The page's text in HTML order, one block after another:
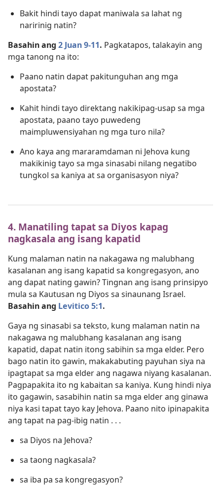
Bakit hindi tayo dapat maniwala sa lahat ng
naririnig natin?
Basahin ang 2 Juan 9-11. Pagkatapos, talakayin ang
mga tanong na ito:
Paano natin dapat pakitunguhan ang mga
apostata?
Kahit hindi tayo direktang nakikipag-usap sa mga
apostata, paano tayo puwedeng
maimpluwensiyahan ng mga turo nila?
Ano kaya ang mararamdaman ni Jehova kung
makikinig tayo sa mga sinasabi nilang negatibo
tungkol sa kaniya at sa organisasyon niya?
4. Manatiling tapat sa Diyos kapag
nagkasala ang isang kapatid
Kung malaman natin na nakagawa ng malubhang
kasalanan ang isang kapatid sa kongregasyon, ano
ang dapat nating gawin? Tingnan ang isang prinsipyo
mula sa Kautusan ng Diyos sa sinaunang Israel.
Basahin ang Levitico 5:1.
Gaya ng sinasabi sa teksto, kung malaman natin na
nakagawa ng malubhang kasalanan ang isang
kapatid, dapat natin itong sabihin sa mga elder. Pero
bago natin ito gawin, makakabuting payuhan siya na
ipagtapat sa mga elder ang nagawa niyang kasalanan.
Pagpapakita ito ng kabaitan sa kaniya. Kung hindi niya
ito gagawin, sasabihin natin sa mga elder ang ginawa
niya kasi tapat tayo kay Jehova. Paano nito ipinapakita
ang tapat na pag-ibig natin . . .
sa Diyos na Jehova?
sa taong nagkasala?
sa iba pa sa kongregasyon?